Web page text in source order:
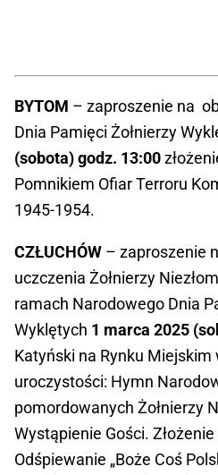
BYTOM – zaproszenie na
Dnia Pamięci Żołnierzy
(sobota) godz. 13:00
Pomnikiem Ofiar Terroru
1945-1954.
CZŁUCHÓW – zaproszenie
uczczenia Żołnierzy
ramach Narodowego Dnia
Wyklętych 1 marca 2025
Katyński na Rynku Miejskim
uroczystości: Hymn
pomordowanych Żołnierzy
Wystąpienie Gości.
Odśpiewanie „Boże Coś